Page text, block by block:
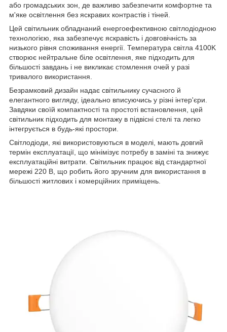
або громадських зон, де важливо забезпечити комфортне та
м'яке освітлення без яскравих контрастів і тіней.
Цей світильник обладнаний енергоефективною світлодіодною
технологією, яка забезпечує яскравість і довговічність за
низького рівня споживання енергії. Температура світла 4100K
створює нейтральне біле освітлення, яке підходить для
більшості завдань і не викликає стомлення очей у разі
тривалого використання.
Безрамковий дизайн надає світильнику сучасного й
елегантного вигляду, ідеально вписуючись у різні інтер'єри.
Завдяки своїй компактності та простоті встановлення, цей
світильник підходить для монтажу в підвісні стелі та легко
інтегрується в будь-які простори.
Світлодіоди, які використовуються в моделі, мають довгий
термін експлуатації, що мінімізує потребу в заміні та знижує
експлуатаційні витрати. Світильник працює від стандартної
мережі 220 В, що робить його зручним для використання в
більшості житлових і комерційних приміщень.